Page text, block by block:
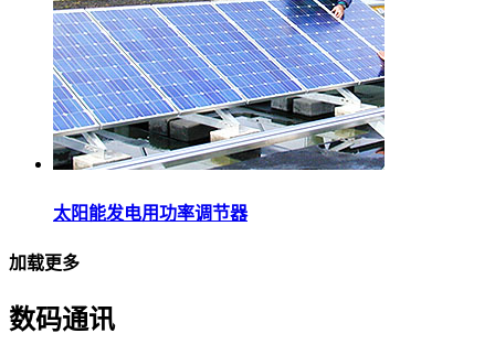
太阳能发电用功率调节器
加载更多
数码通讯